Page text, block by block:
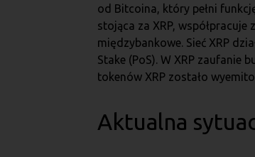
od Bitcoina, który pełni
stojąca za XRP,
międzybankowe. Sieć XRP
Stake (PoS). W XRP
tokenów XRP zostało
Aktualna